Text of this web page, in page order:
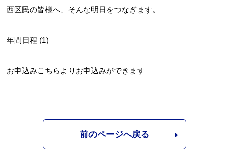
西区民の皆様へ、そんな明日をつなぎます。
年間日程 (1)
お申込みこちらよりお申込みができます
前のページへ戻る